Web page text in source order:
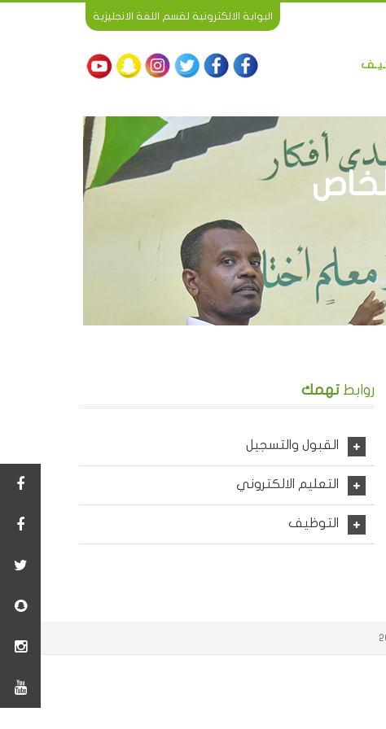
البوابة الالكترونية لقسم اللغة الانجليزية
روابط تهمك
القبول والتسجيل
التعليم الالكتروني
التوظيف